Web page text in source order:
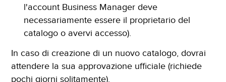
l'account Business Manager deve
necessariamente essere il proprietario del
catalogo o avervi accesso).
In caso di creazione di un nuovo catalogo, dovrai
attendere la sua approvazione ufficiale (richiede
pochi giorni solitamente).